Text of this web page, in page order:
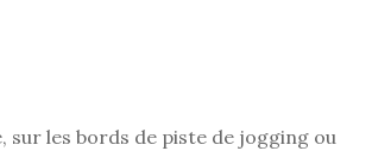
sur les bords de piste de jogging ou